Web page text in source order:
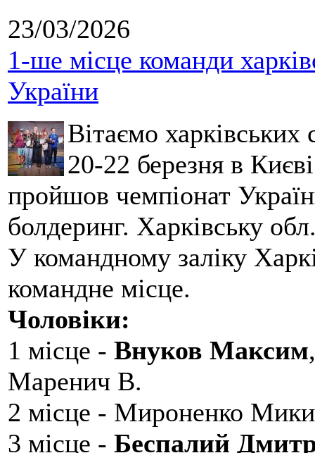
23/03/2026
1-ше місце команди
України
Вітаємо
20-22 березня в
пройшов чемпіонат
болдеринг. Харківську
У командному заліку
командне місце.
Чоловіки:
1 місце - Внуков Максим
Маренич В.
2 місце - Мироненко
3 місце - Беспалий